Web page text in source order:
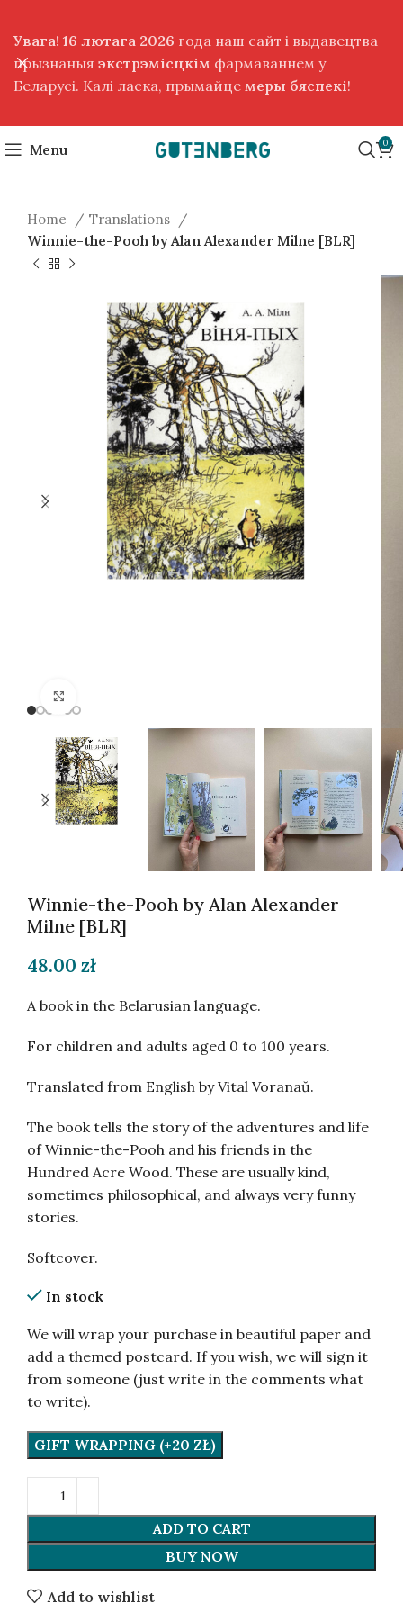
Menu 0
Home
Translations
Winnie-the-Pooh by Alan Alexander Milne [BLR]
Winnie-the-Pooh by Alan Alexander
Milne [BLR]
48.00 zł
A book in the Belarusian language.
For children and adults aged 0 to 100 years.
Translated from English by Vital Voranaŭ.
The book tells the story of the adventures and life
of Winnie-the-Pooh and his friends in the
Hundred Acre Wood. These are usually kind,
sometimes philosophical, and always very funny
stories.
Softcover.
In stock
We will wrap your purchase in beautiful paper and
add a themed postcard. If you wish, we will sign it
from someone (just write in the comments what
to write).
GIFT WRAPPING (+20 ZŁ)
ADD TO CART
BUY NOW
Add to wishlist
Увага! 16 лютага 2026 года наш сайт і выдавецтва
прызнаныя экстрэмісцкім фармаваннем у
Беларусі. Калі ласка, прымайце меры бяспекі!